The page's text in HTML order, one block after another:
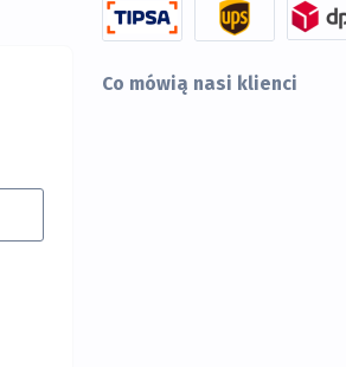
Co mówią nasi klienci